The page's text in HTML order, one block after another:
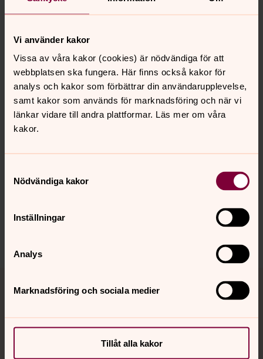
Vi använder kakor
Vissa av våra kakor (cookies) är nödvändiga för att
webbplatsen ska fungera. Här finns också kakor för
analys och kakor som förbättrar din användarupplevelse,
samt kakor som används för marknadsföring och när vi
länkar vidare till andra plattformar. Läs mer om våra
kakor.
Nödvändiga kakor
Inställningar
Analys
Marknadsföring och sociala medier
Tillåt alla kakor
I kyrkan spelar det ingen roll om du är 25 eller 95 år -
det som händer i kyrkan för oss som kallar oss vuxna.
Körer & musik
Sången och musiken är en viktigt del i församlingens liv
och genom musiken är det många som upplever ett
tilltal från Gud. Du är välkommen att vara med i någon av
konsert med duktiga musiker och sångare.
Dela
Kontakt